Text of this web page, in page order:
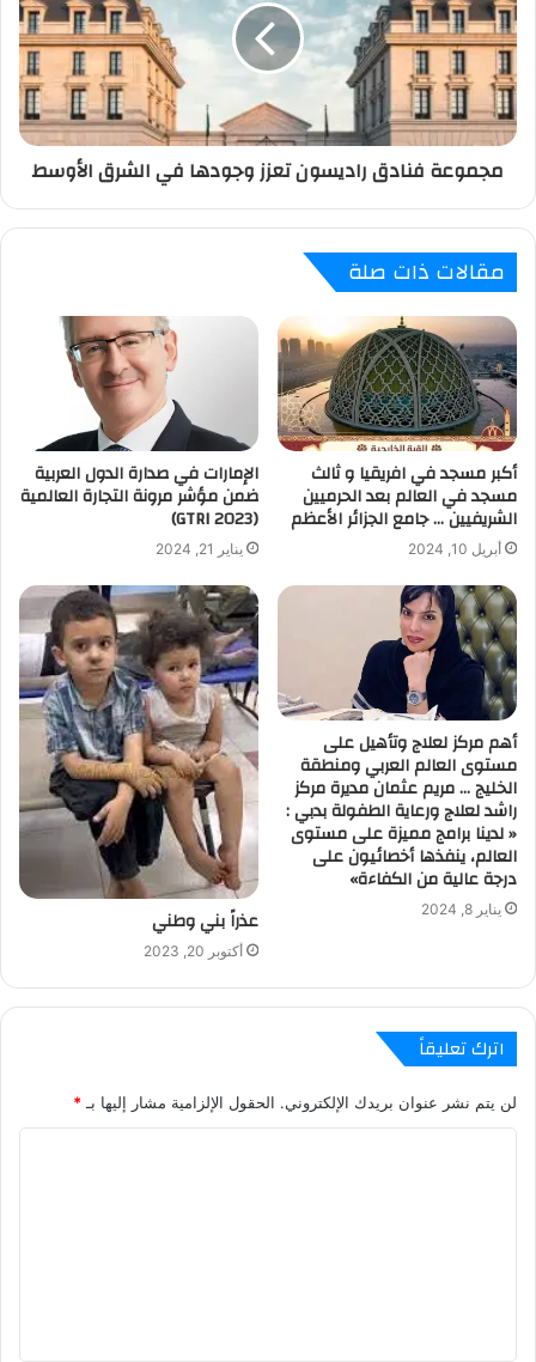
مجموعة فنادق راديسون تعزز وجودها في الشرق الأوسط
مقالات ذات صلة
أكبر مسجد في افريقيا و ثالث
مسجد في العالم بعد الحرميين
الشريفيين … جامع الجزائر الأعظم
أبريل 10, 2024
الإمارات في صدارة الدول العربية
ضمن مؤشر مرونة التجارة العالمية
(GTRI 2023)
يناير 21, 2024
أهم مركز لعلاج وتأهيل على
مستوى العالم العربي ومنطقة
الخليج … مريم عثمان مديرة مركز
راشد لعلاج ورعاية الطفولة بدبي :
« لدينا برامج مميزة على مستوى
العالم، ينفذها أخصائيون على
درجة عالية من الكفاءة»
يناير 8, 2024 عذراً بني وطني
أكتوبر 20, 2023
اترك تعليقاً
لن يتم نشر عنوان بريدك الإلكتروني. الحقول الإلزامية مشار إليها بـ *